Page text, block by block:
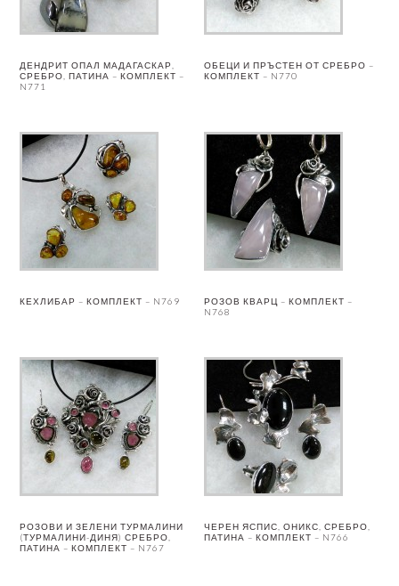
ДЕНДРИТ ОПАЛ МАДАГАСКАР,
СРЕБРО, ПАТИНА – КОМПЛЕКТ –
N771
ОБЕЦИ И ПРЪСТЕН ОТ СРЕБРО –
КОМПЛЕКТ – N770
КЕХЛИБАР – КОМПЛЕКТ – N769
РОЗОВ КВАРЦ – КОМПЛЕКТ –
N768
РОЗОВИ И ЗЕЛЕНИ ТУРМАЛИНИ
(ТУРМАЛИНИ-ДИНЯ) СРЕБРО,
ПАТИНА – КОМПЛЕКТ – N767
ЧЕРЕН ЯСПИС, ОНИКС, СРЕБРО,
ПАТИНА – КОМПЛЕКТ – N766